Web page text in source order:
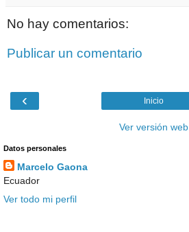
No hay comentarios:
Publicar un comentario
‹ Inicio
Ver versión web
Datos personales
Marcelo Gaona
Ecuador
Ver todo mi perfil